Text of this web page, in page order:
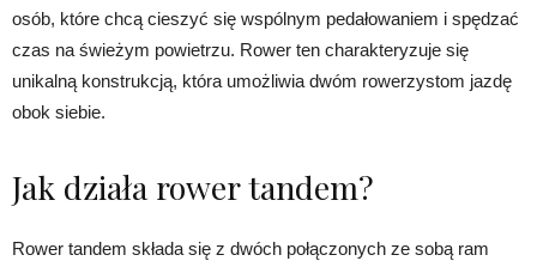
osób, które chcą cieszyć się wspólnym pedałowaniem i spędzać
czas na świeżym powietrzu. Rower ten charakteryzuje się
unikalną konstrukcją, która umożliwia dwóm rowerzystom jazdę
obok siebie.
Jak działa rower tandem?
Rower tandem składa się z dwóch połączonych ze sobą ram